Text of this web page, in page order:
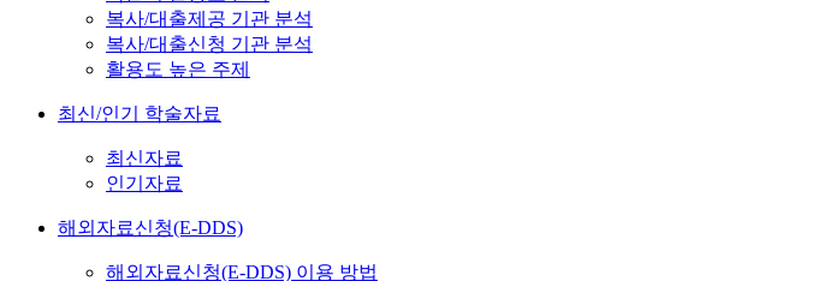
복사/대출제공 기관 분석
복사/대출신청 기관 분석
활용도 높은 주제
최신/인기 학술자료
최신자료
인기자료
해외자료신청(E-DDS)
해외자료신청(E-DDS) 이용 방법